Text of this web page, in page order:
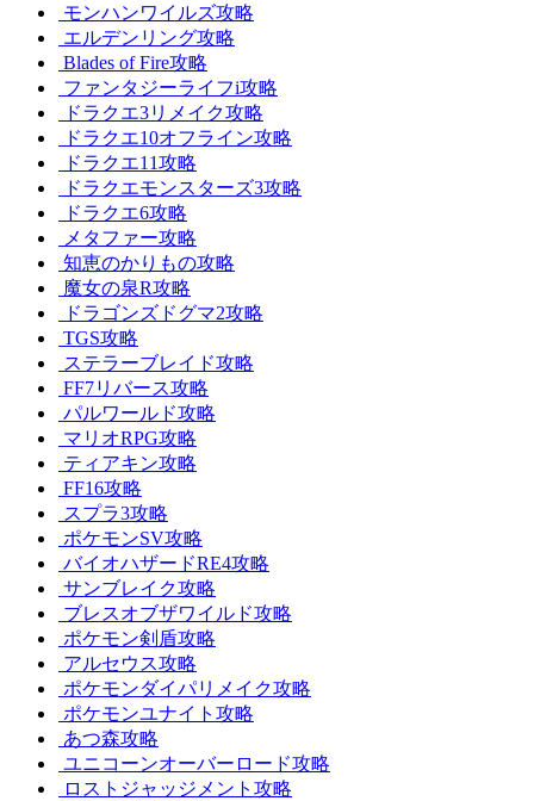
モンハンワイルズ攻略
エルデンリング攻略
Blades of Fire攻略
ファンタジーライフi攻略
ドラクエ3リメイク攻略
ドラクエ10オフライン攻略
ドラクエ11攻略
ドラクエモンスターズ3攻略
ドラクエ6攻略
メタファー攻略
知恵のかりもの攻略
魔女の泉R攻略
ドラゴンズドグマ2攻略
TGS攻略
ステラーブレイド攻略
FF7リバース攻略
パルワールド攻略
マリオRPG攻略
ティアキン攻略
FF16攻略
スプラ3攻略
ポケモンSV攻略
バイオハザードRE4攻略
サンブレイク攻略
ブレスオブザワイルド攻略
ポケモン剣盾攻略
アルセウス攻略
ポケモンダイパリメイク攻略
ポケモンユナイト攻略
あつ森攻略
ユニコーンオーバーロード攻略
ロストジャッジメント攻略